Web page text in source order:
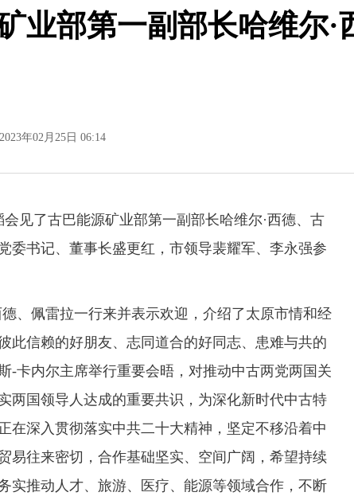
业部第一副部长哈维尔·
2023年02月25日 06:14
了古巴能源矿业部第一副部长哈维尔·西德、古
委书记、董事长盛更红，市领导裴耀军、李永强参
佩雷拉一行来并表示欢迎，介绍了太原市情和经
此信赖的好朋友、志同道合的好同志、患难与共的
-卡内尔主席举行重要会晤，对推动中古两党两国关
两国领导人达成的重要共识，为深化新时代中古特
在深入贯彻落实中共二十大精神，坚定不移沿着中
易往来密切，合作基础坚实、空间广阔，希望持续
实推动人才、旅游、医疗、能源等领域合作，不断